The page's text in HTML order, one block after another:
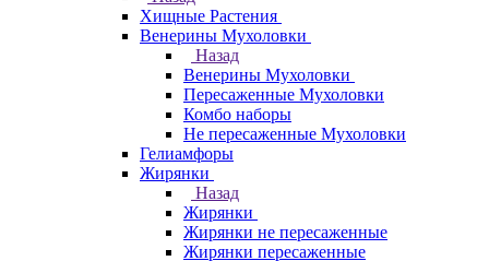
Хищные Растения
Венерины Мухоловки
Назад
Венерины Мухоловки
Пересаженные Мухоловки
Комбо наборы
Не пересаженные Мухоловки
Гелиамфоры
Жирянки
Назад
Жирянки
Жирянки не пересаженные
Жирянки пересаженные